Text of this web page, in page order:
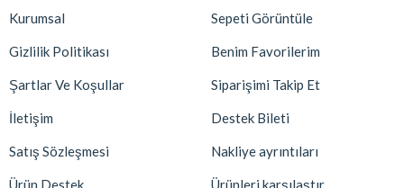
Kurumsal
Gizlilik Politikası
Şartlar Ve Koşullar
İletişim
Satış Sözleşmesi
Ürün Destek
Sepeti Görüntüle
Benim Favorilerim
Siparişimi Takip Et
Destek Bileti
Nakliye ayrıntıları
Ürünleri karşılaştır